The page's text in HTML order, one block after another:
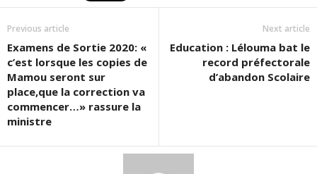
Previous article
Examens de Sortie 2020: «
c’est lorsque les copies de
Mamou seront sur
place,que la correction va
commencer…» rassure la
ministre
Next article
Education : Lélouma bat le
record préfectorale
d’abandon Scolaire